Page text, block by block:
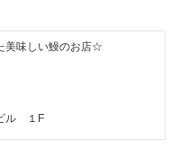
美味しい鰻のお店☆
ル １F